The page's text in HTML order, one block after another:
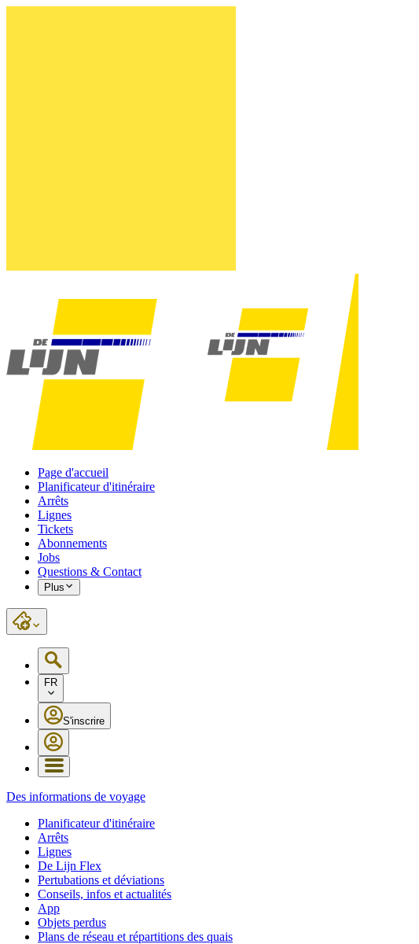
Page d'accueil
Planificateur d'itinéraire
Arrêts
Lignes
Tickets
Abonnements
Jobs
Questions & Contact
Plus
FR
S'inscrire
Des informations de voyage
Planificateur d'itinéraire
Arrêts
Lignes
De Lijn Flex
Pertubations et déviations
Conseils, infos et actualités
App
Objets perdus
Plans de réseau et répartitions des quais